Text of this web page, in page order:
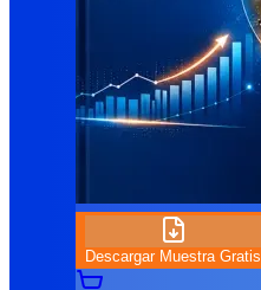
Descargar Muestra Gratis